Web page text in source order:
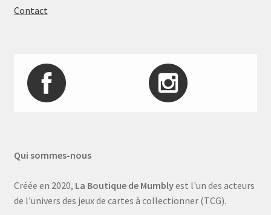
Contact
Qui sommes-nous
Créée en 2020, La Boutique de Mumblyest l'un des acteurs
de l'univers des jeux de cartes à collectionner (TCG).